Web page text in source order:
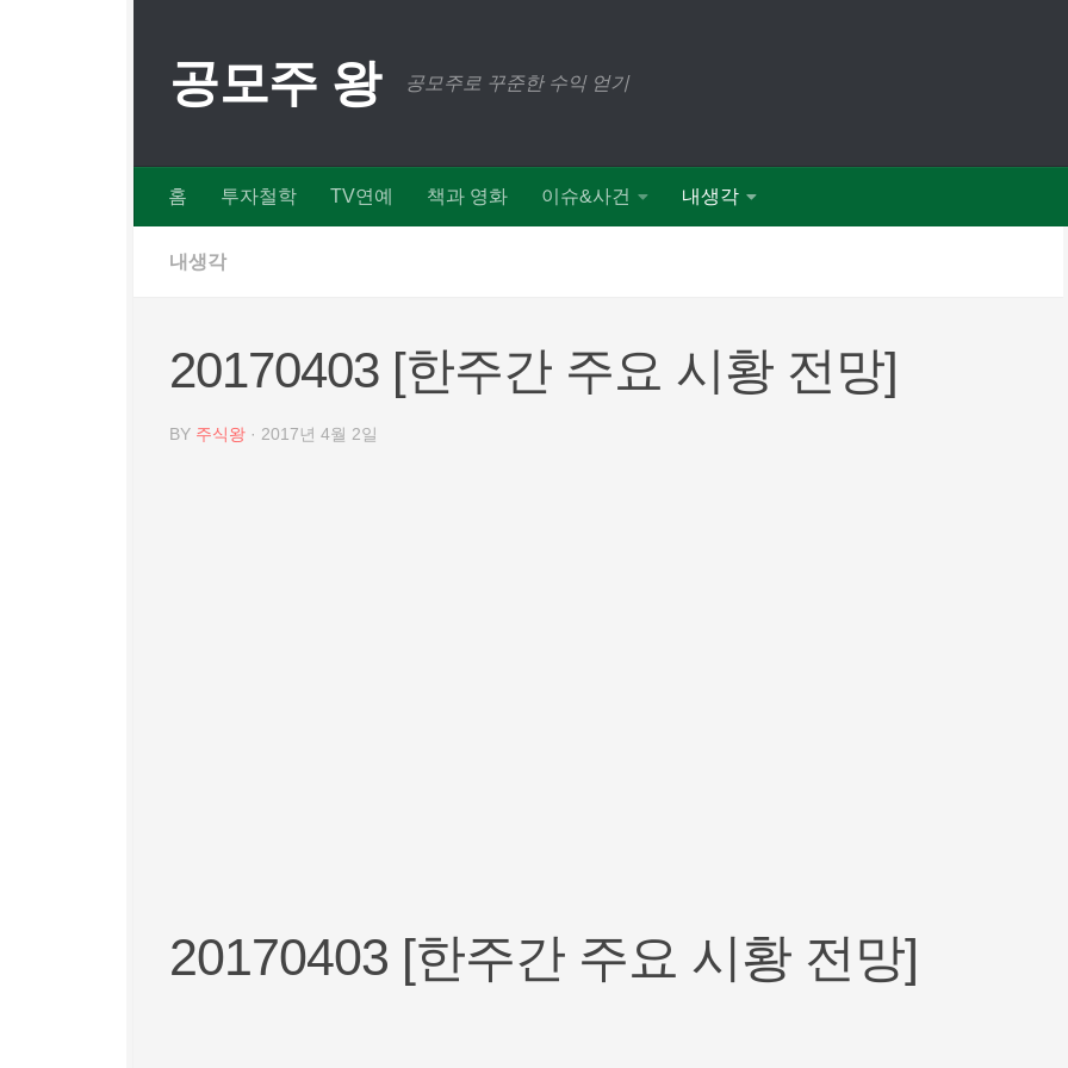
공모주 왕 공모주로 꾸준한 수익 얻기
홈 투자철학 TV연예 책과 영화 이슈&사건 내생각
내생각
20170403 [한주간 주요 시황 전망]
BY 주식왕 · 2017년 4월 2일
20170403 [한주간 주요 시황 전망]